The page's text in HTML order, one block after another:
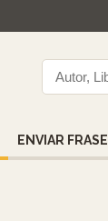
ENVIAR FRASE